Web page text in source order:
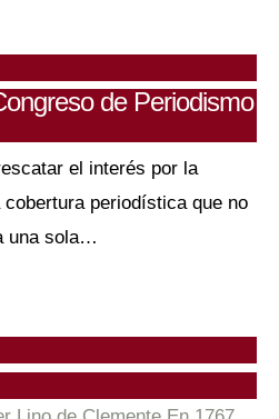
de Periodismo
el interés por la
periodística que no
una sola…